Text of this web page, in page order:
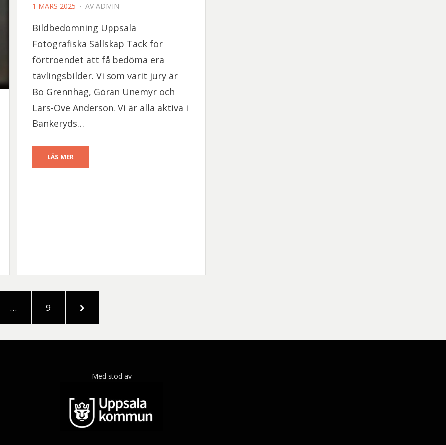
PUBLICERAD
1 MARS 2025 AV ADMIN
Bildbedömning Uppsala
Fotografiska Sällskap Tack för
förtroendet att få bedöma era
tävlingsbilder. Vi som varit jury är
Bo Grennhag, Göran Unemyr och
Lars-Ove Anderson. Vi är alla aktiva i
Bankeryds…
LÄS MER
… SIDA
9
NÄSTA
SIDA
Med stöd av